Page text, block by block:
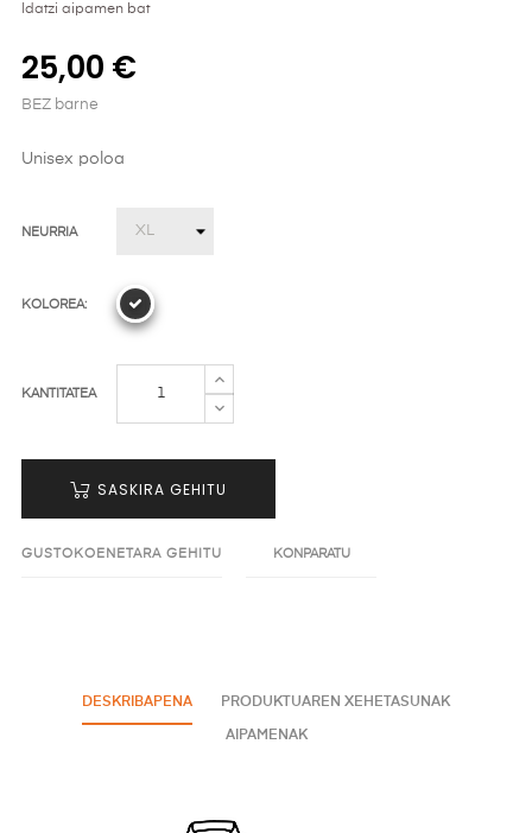
Idatzi aipamen bat
25,00 €
BEZ barne
Unisex poloa
NEURRIA
KOLOREA:
KANTITATEA
SASKIRA GEHITU
GUSTOKOENETARA GEHITU KONPARATU
DESKRIBAPENA PRODUKTUAREN XEHETASUNAK
AIPAMENAK